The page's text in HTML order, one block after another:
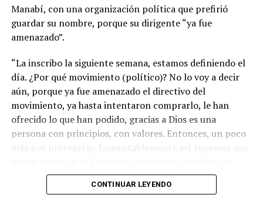
Manabí, con una organización política que prefirió
guardar su nombre, porque su dirigente “ya fue
amenazado”.
“La inscribo la siguiente semana, estamos definiendo el
día. ¿Por qué movimiento (político)? No lo voy a decir
aún, porque ya fue amenazado el directivo del
movimiento, ya hasta intentaron comprarlo, le han
ofrecido lo que han podido, gracias a Dios es una
persona con principios, con valores. Entonces, un poco
más por protegerlo. Lamentablemente así tenemos que
entrevista a Los Especialistas del medio Ecuador en
CONTINUAR LEYENDO